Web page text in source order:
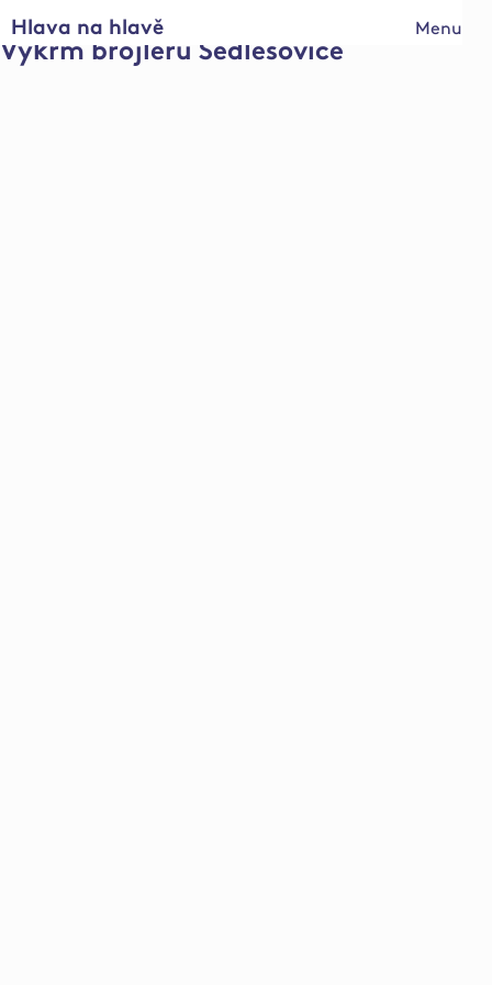
Menu
Hlava na hlavě
Výkrm brojlerů Sedlešovice